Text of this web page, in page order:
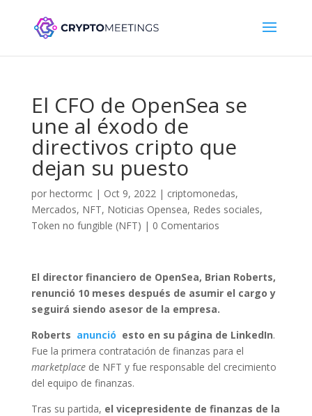
El CFO de OpenSea se
une al éxodo de
directivos cripto que
dejan su puesto
por hectormc| Oct 9, 2022| criptomonedas,
Mercados, NFT, Noticias Opensea, Redes sociales,
Token no fungible (NFT) | 0 Comentarios
El director financiero de OpenSea, Brian Roberts,
renunció 10 meses después de asumir el cargo y
seguirá siendo asesor de la empresa.
Roberts anunció esto en su página de LinkedIn.
Fue la primera contratación de finanzas para el
marketplacede NFT y fue responsable del crecimiento
del equipo de finanzas.
Tras su partida, el vicepresidente de finanzas de la